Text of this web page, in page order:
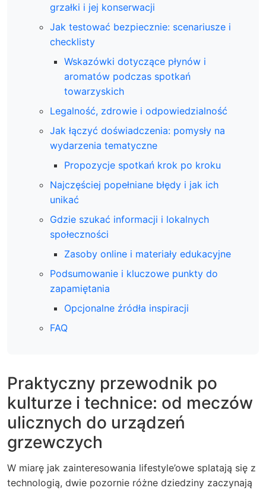
grzałki i jej konserwacji
Jak testować bezpiecznie: scenariusze i
checklisty
Wskazówki dotyczące płynów i
aromatów podczas spotkań
towarzyskich
Legalność, zdrowie i odpowiedzialność
Jak łączyć doświadczenia: pomysły na
wydarzenia tematyczne
Propozycje spotkań krok po kroku
Najczęściej popełniane błędy i jak ich
unikać
Gdzie szukać informacji i lokalnych
społeczności
Zasoby online i materiały edukacyjne
Podsumowanie i kluczowe punkty do
zapamiętania
Opcjonalne źródła inspiracji
FAQ
Praktyczny przewodnik po
kulturze i technice: od meczów
ulicznych do urządzeń
grzewczych
W miarę jak zainteresowania lifestyle’owe splatają się z
technologią, dwie pozornie różne dziedziny zaczynają